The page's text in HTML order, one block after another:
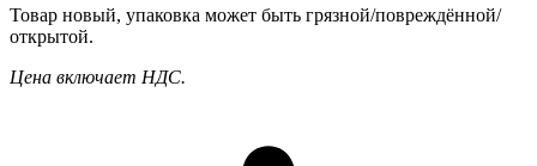
Товар новый, упаковка может быть грязной/повреждённой/
открытой.
Цена включает НДС.